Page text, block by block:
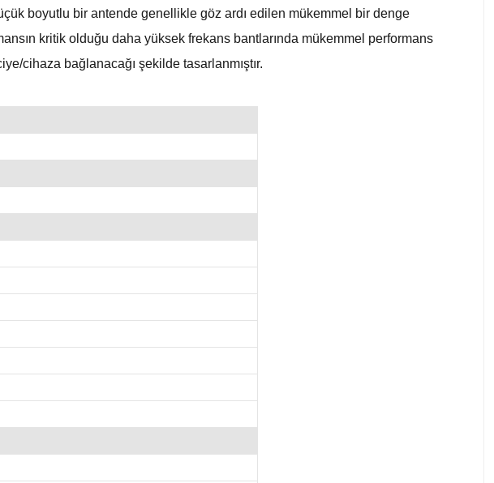
boyutlu bir antende genellikle göz ardı edilen mükemmel bir denge
kritik olduğu daha yüksek frekans bantlarında mükemmel performans
cihaza bağlanacağı şekilde tasarlanmıştır.